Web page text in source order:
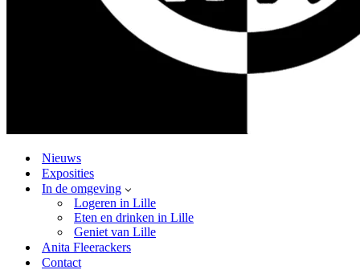
Nieuws
Exposities
In de omgeving
Logeren in Lille
Eten en drinken in Lille
Geniet van Lille
Anita Fleerackers
Contact